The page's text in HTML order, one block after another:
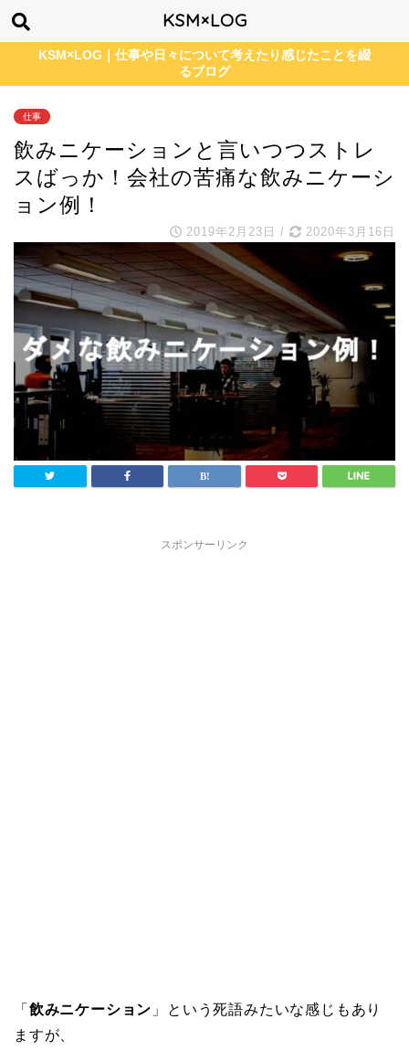
KSM×LOG
KSM×LOG｜仕事や日々について考えたり感じたことを綴
るブログ
仕事
飲みニケーションと言いつつストレ
スばっか！会社の苦痛な飲みニケーシ
ョン例！
2019年2月23日 / 2020年3月16日
スポンサーリンク
「 飲みニケーション 」という死語みたいな感じもあり
ますが、